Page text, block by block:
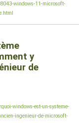
windows-11-microsoft-
y
de
windows-est-un-systeme-
ingenieur-de-microsoft-